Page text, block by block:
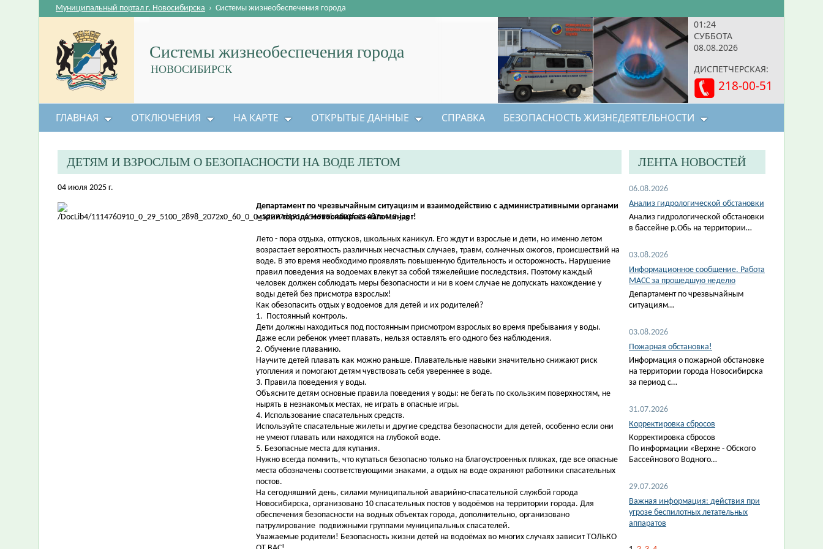
01:24
СУББОТА
08.08.2026
ДИСПЕТЧЕРСКАЯ:
218-00-51
Системы жизнеобеспечения города
НОВОСИБИРСК
Муниципальный портал г. Новосибирска › Системы жизнеобеспечения города
ГЛАВНАЯ ОТКЛЮЧЕНИЯ НА КАРТЕ ОТКРЫТЫЕ ДАННЫЕ СПРАВКА БЕЗОПАСНОСТЬ ЖИЗНЕДЕЯТЕЛЬНОСТИ
ДЕТЯМ И ВЗРОСЛЫМ О БЕЗОПАСНОСТИ НА ВОДЕ ЛЕТОМ
04 июля 2025 г.
Департамент по чрезвычайным ситуациям и взаимодействию с административными органами
мэрии города Новосибирска напоминает!
Лето - пора отдыха, отпусков, школьных каникул. Его ждут и взрослые и дети, но именно летом
возрастает вероятность различных несчастных случаев, травм, солнечных ожогов, происшествий на
воде. В это время необходимо проявлять повышенную бдительность и осторожность. Нарушение
правил поведения на водоемах влекут за собой тяжелейшие последствия. Поэтому каждый
человек должен соблюдать меры безопасности и ни в коем случае не допускать нахождение у
воды детей без присмотра взрослых!
Как обезопасить отдых у водоемов для детей и их родителей?
1. Постоянный контроль.
Дети должны находиться под постоянным присмотром взрослых во время пребывания у воды.
Даже если ребенок умеет плавать, нельзя оставлять его одного без наблюдения.
2. Обучение плаванию.
Научите детей плавать как можно раньше. Плавательные навыки значительно снижают риск
утопления и помогают детям чувствовать себя увереннее в воде.
3. Правила поведения у воды.
Объясните детям основные правила поведения у воды: не бегать по скользким поверхностям, не
нырять в незнакомых местах, не играть в опасные игры.
4. Использование спасательных средств.
Используйте спасательные жилеты и другие средства безопасности для детей, особенно если они
не умеют плавать или находятся на глубокой воде.
5. Безопасные места для купания.
Нужно всегда помнить, что купаться безопасно только на благоустроенных пляжах, где все опасные
места обозначены соответствующими знаками, а отдых на воде охраняют работники спасательных
постов.
На сегодняшний день, силами муниципальной аварийно-спасательной службой города
Новосибирска, организовано 10 спасательных постов у водоёмов на территории города. Для
обеспечения безопасности на водных объектах города, дополнительно, организовано
патрулирование подвижными группами муниципальных спасателей.
Уважаемые родители! Безопасность жизни детей на водоёмах во многих случаях зависит ТОЛЬКО
ЛЕНТА НОВОСТЕЙ
06.08.2026
Анализ гидрологической обстановки
Анализ гидрологической обстановки
в бассейне р.Обь на территории…
03.08.2026
Информационное сообщение. Работа
МАСС за прошедшую неделю
Департамент по чрезвычайным
ситуациям…
03.08.2026
Пожарная обстановка!
Информация о пожарной обстановке
на территории города Новосибирска
за период с…
31.07.2026
Корректировка сбросов
Корректировка сбросов
По информации «Верхне - Обского
Бассейнового Водного…
29.07.2026
Важная информация: действия при
угрозе беспилотных летательных
аппаратов